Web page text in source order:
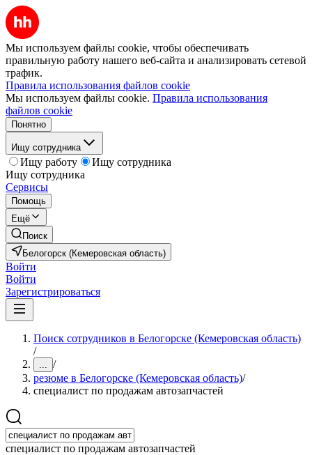
Мы используем файлы cookie, чтобы обеспечивать
правильную работу нашего веб-сайта и анализировать сетевой
трафик.
Правила использования файлов cookie
Мы используем файлы cookie. Правила использования
файлов cookie
Понятно
Ищу сотрудника
Ищу работу
Ищу сотрудника
Ищу сотрудника
Сервисы
Помощь
Ещё
Поиск
Белогорск (Кемеровская область)
Войти
Войти
Зарегистрироваться
Поиск сотрудников в Белогорске (Кемеровская область)
/
... /
резюме в Белогорске (Кемеровская область)/
специалист по продажам автозапчастей
специалист по продажам автозапчастей